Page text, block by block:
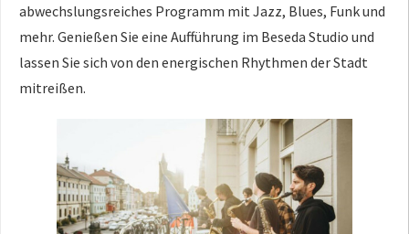
abwechslungsreiches Programm mit Jazz, Blues, Funk und
mehr. Genießen Sie eine Aufführung im Beseda Studio und
lassen Sie sich von den energischen Rhythmen der Stadt
mitreißen.